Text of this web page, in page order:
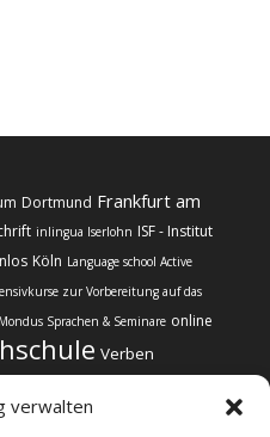
verwalten
Dortmund Frankfurt am
inlingua Iserlohn ISF - Institut
Köln Language school Active
zur Vorbereitung auf das
Mondus Sprachen & Seminare online
Verben